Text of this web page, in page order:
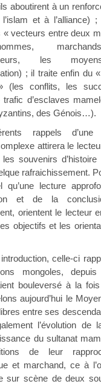
aboutirent à un
et à l’alliance)
« vecteurs entre deux
les
; il traite enfin du
(les conflits, les
d’esclaves
des Génois…).
rappels d’une
attirera le
souvenirs d’histoire
rafraichissement.
qu’une lecture
et de la
orientent le lecteur
objectifs et les
celle-ci
mongoles, depuis
bouleversé à la
aujourd’hui le
entre ses
l’évolution de
du sultanat
de leur
et marchand, ce à
sur scène de deux